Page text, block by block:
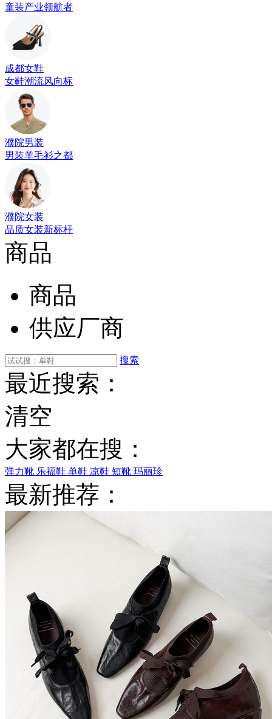
童装产业领航者
成都女鞋
女鞋潮流风向标
濮院男装
男装羊毛衫之都
濮院女装
品质女装新标杆
商品
商品
供应厂商
搜索
最近搜索：
清空
大家都在搜：
弹力靴 乐福鞋 单鞋 凉鞋 短靴 玛丽珍
最新推荐：